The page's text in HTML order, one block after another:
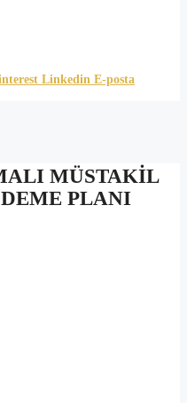
Linkedin E-posta
MÜSTAKIL
PLANI